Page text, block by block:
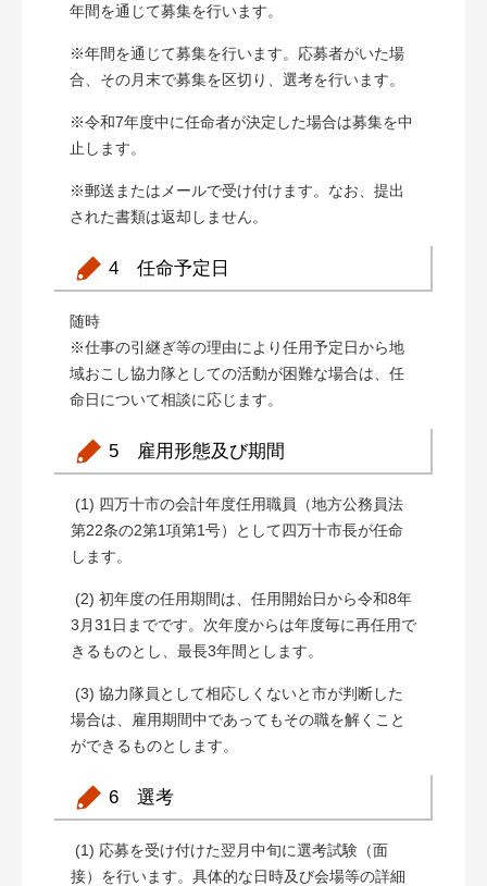
年間を通じて募集を行います。
※年間を通じて募集を行います。応募者がいた場
合、その月末で募集を区切り、選考を行います。
※令和7年度中に任命者が決定した場合は募集を中
止します。
※郵送またはメールで受け付けます。なお、提出
された書類は返却しません。
4 任命予定日
随時
※仕事の引継ぎ等の理由により任用予定日から地
域おこし協力隊としての活動が困難な場合は、任
命日について相談に応じます。
5 雇用形態及び期間
(1) 四万十市の会計年度任用職員（地方公務員法
第22条の2第1項第1号）として四万十市長が任命
します。
(2) 初年度の任用期間は、任用開始日から令和8年
3月31日までです。次年度からは年度毎に再任用で
きるものとし、最長3年間とします。
(3) 協力隊員として相応しくないと市が判断した
場合は、雇用期間中であってもその職を解くこと
ができるものとします。
6 選考
(1) 応募を受け付けた翌月中旬に選考試験（面
接）を行います。具体的な日時及び会場等の詳細